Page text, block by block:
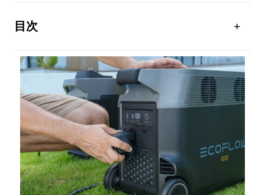
目次
噴火はどのようにして起こるの？
火山噴火にはどのように対策するべき？
火山のことをよく知ってしっかり対策をとっておこ
う！